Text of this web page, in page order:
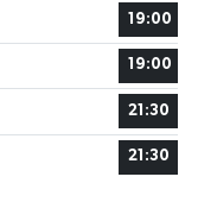
19:00
19:00
21:30
21:30